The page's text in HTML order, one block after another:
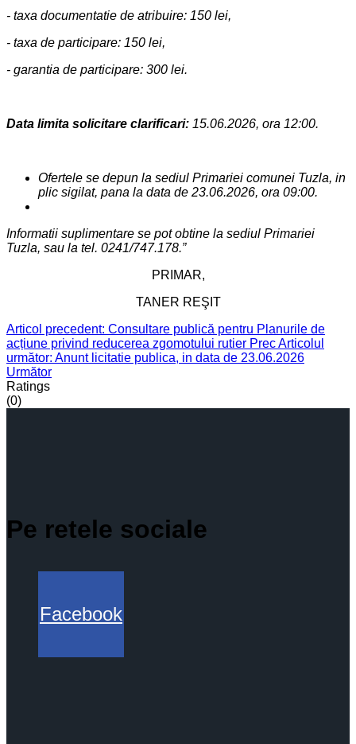
- taxa documentatie de atribuire: 150 lei,
- taxa de participare: 150 lei,
- garantia de participare: 300 lei.
Data limita solicitare clarificari: 15.06.2026, ora 12:00.
Ofertele se depun la sediul Primariei comunei Tuzla, in
plic sigilat, pana la data de 23.06.2026, ora 09:00.
Informatii suplimentare se pot obtine la sediul Primariei
Tuzla, sau la tel. 0241/747.178.”
PRIMAR,
TANER REŞIT
Articol precedent: Consultare publică pentru Planurile de
acțiune privind reducerea zgomotului rutier PrecArticolul
următor: Anunt licitatie publica, in data de 23.06.2026
Următor
Ratings
(0)
Pe retele sociale
Facebook